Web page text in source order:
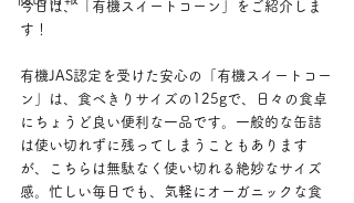
今日は、「有機スイートコーン」をご紹介しま
す！
有機JAS認定を受けた安心の「有機スイートコー
ン」は、食べきりサイズの125gで、日々の食卓
にちょうど良い便利な一品です。一般的な缶詰
は使い切れずに残ってしまうこともあります
が、こちらは無駄なく使い切れる絶妙なサイズ
感。忙しい毎日でも、気軽にオーガニックな食